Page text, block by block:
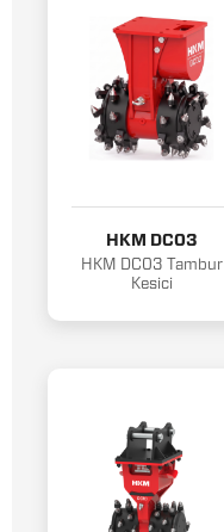
HKM DC03
HKM DC03 Tambur
Kesici